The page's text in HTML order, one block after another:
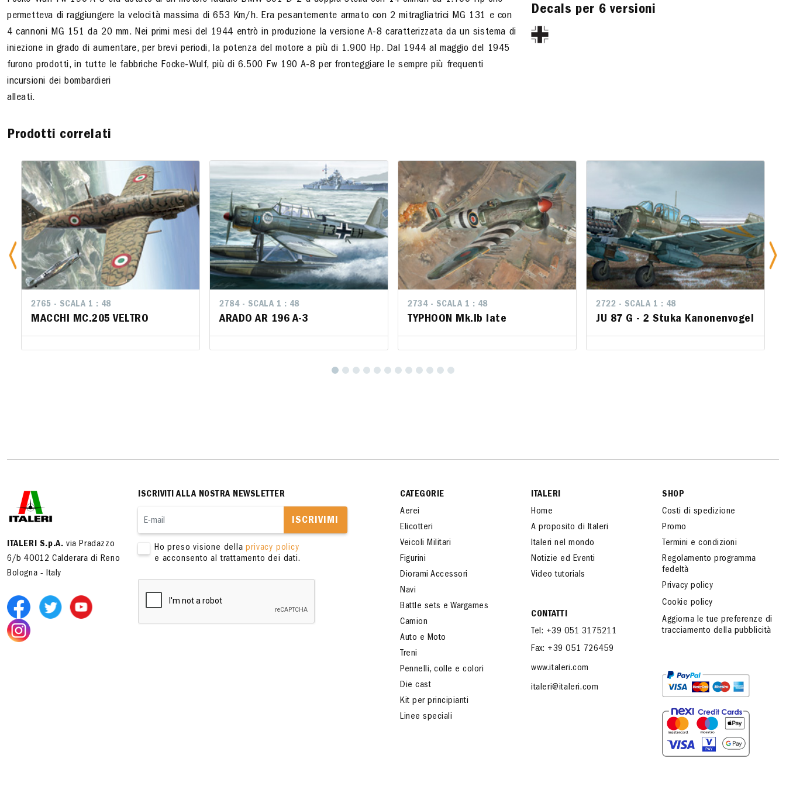
permetteva di raggiungere la velocità massima di 653 Km/h. Era pesantemente armato con 2 mitragliatrici MG 131 e con
4 cannoni MG 151 da 20 mm. Nei primi mesi del 1944 entrò in produzione la versione A-8 caratterizzata da un sistema di
iniezione in grado di aumentare, per brevi periodi, la potenza del motore a più di 1.900 Hp. Dal 1944 al maggio del 1945
furono prodotti, in tutte le fabbriche Focke-Wulf, più di 6.500 Fw 190 A-8 per fronteggiare le sempre più frequenti
incursioni dei bombardieri
alleati.
Decals per 6 versioni
Prodotti correlati
2765 - SCALA 1 : 48
MACCHI MC.205 VELTRO
2784 - SCALA 1 : 48
ARADO AR 196 A-3
2734 - SCALA 1 : 48
TYPHOON Mk.Ib late
2722 - SCALA 1 : 48
JU 87 G - 2 Stuka Kanonenvogel
2784 - SCALA 1 : 48
ARADO AR 196 A-3
2734 - SCALA 1 : 48
TYPHOON Mk.Ib late
2722 - SCALA 1 : 48
JU 87 G - 2 Stuka Kanonenvogel
ITALERI S.p.A. via Pradazzo
6/b 40012 Calderara di Reno
Bologna - Italy
ISCRIVITI ALLA NOSTRA NEWSLETTER
ISCRIVIMI
Ho preso visione dellaprivacy policy
e acconsento al trattamento dei dati.
CATEGORIE
Aerei
Elicotteri
Veicoli Militari
Figurini
Diorami Accessori
Navi
Battle sets e Wargames
Camion
Auto e Moto
Treni
Pennelli, colle e colori
Die cast
Kit per principianti
Linee speciali
ITALERI
Home
A proposito di Italeri
Italeri nel mondo
Notizie ed Eventi
Video tutorials
CONTATTI
Tel: +39 051 3175211
Fax: +39 051 726459
www.italeri.com
italeri@italeri.com
SHOP
Costi di spedizione
Promo
Termini e condizioni
Regolamento programma
fedeltà
Privacy policy
Cookie policy
Aggiorna le tue preferenze di
tracciamento della pubblicità